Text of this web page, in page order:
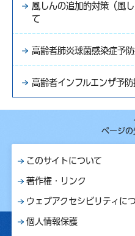
風しんの追加的対策（風
て
高齢者肺炎球菌感染症予
高齢者インフルエンザ予防
ページの
このサイトについて
著作権・リンク
ウェブアクセシビリティに
個人情報保護